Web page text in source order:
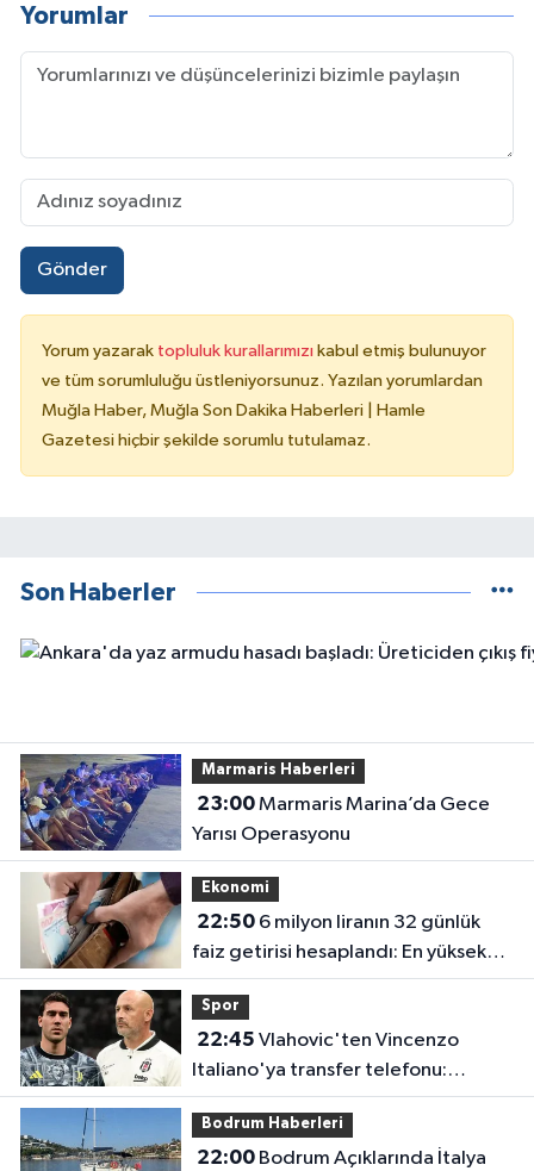
Yorumlar
Gönder
Yorum yazarak topluluk kurallarımızı kabul etmiş bulunuyor
ve tüm sorumluluğu üstleniyorsunuz. Yazılan yorumlardan
Muğla Haber, Muğla Son Dakika Haberleri | Hamle
Gazetesi hiçbir şekilde sorumlu tutulamaz.
Son Haberler
Marmaris Haberleri
23:00Marmaris Marina’da Gece
Yarısı Operasyonu
Ekonomi
22:506 milyon liranın 32 günlük
faiz getirisi hesaplandı: En yüksek
oran en çok kazancı vermiyor
Spor
22:45
Italiano'ya transfer telefonu:
Kararını bir iki gün içinde verecek
Bodrum Haberleri
22:00Bodrum Açıklarında İtalya